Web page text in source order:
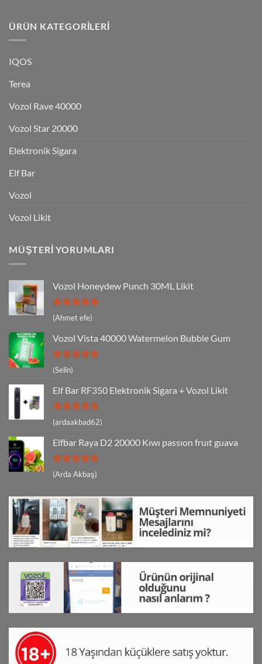
ÜRÜN KATEGORILERI
IQOS
Terea
Vozol Rave 40000
Vozol Star 20000
Elektronik Sigara
Elf Bar
Vozol
Vozol Likit
MÜŞTERI YORUMLARI
Vozol Honeydew Punch 30ML Likit
5 üzerinden
5
(Ahmet efe)
Vozol Vista 40000 Watermelon Bubble Gum
5 üzerinden
5
oy aldı
(Selin)
Elf Bar RF350 Elektronik Sigara + Vozol Likit
5 üzerinden
5
(ardaakbad62)
Elfbar Raya D2 20000 Kıwı passıon fruıt guava
5 üzerinden
5
(Arda Akbaş)